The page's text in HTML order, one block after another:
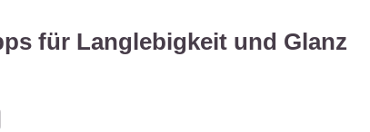
für Langlebigkeit und Glanz